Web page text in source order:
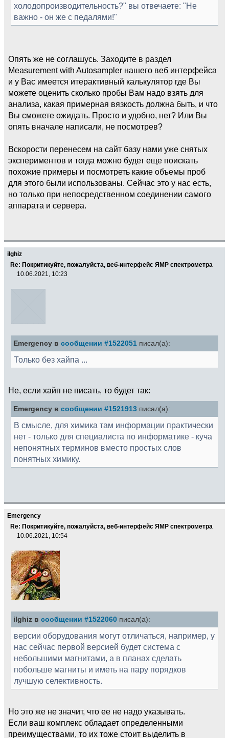
холодопроизводительность?" вы отвечаете: "Не
важно - он же с педалями!"
Опять же не соглашусь. Заходите в раздел
Measurement with Autosampler нашего веб интерфейса
и у Вас имеется итерактивный калькулятор где Вы
можете оценить сколько пробы Вам надо взять для
анализа, какая примерная вязкость должна быть, и что
Вы сможете ожидать. Просто и удобно, нет? Или Вы
опять вначале написали, не посмотрев?
Вскорости перенесем на сайт базу нами уже снятых
экспериментов и тогда можно будет еще поискать
похожие примеры и посмотреть какие объемы проб
для этого были использованы. Сейчас это у нас есть,
но только при непосредственном соединении самого
аппарата и сервера.
ilghiz
Re: Покритикуйте, пожалуйста, веб-интерфейс ЯМР спектрометра
10.06.2021, 10:23
Emergency в сообщении #1522051 писал(а):
Только без хайпа ...
Не, если хайп не писать, то будет так:
Emergency в сообщении #1521913 писал(а):
В смысле, для химика там информации практически
нет - только для специалиста по информатике - куча
непонятных терминов вместо простых слов
понятных химику.
Emergency
Re: Покритикуйте, пожалуйста, веб-интерфейс ЯМР спектрометра
10.06.2021, 10:54
ilghiz в сообщении #1522060 писал(а):
версии оборудования могут отличаться, например, у
нас сейчас первой версией будет система с
небольшими магнитами, а в планах сделать
побольше магниты и иметь на пару порядков
лучшую селективность.
Но это же не значит, что ее не надо указывать.
Если ваш комплекс обладает определенными
преимуществами, то их тоже стоит выделить в